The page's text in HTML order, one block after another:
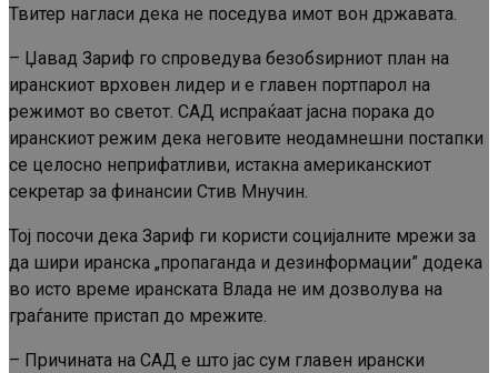
Твитер нагласи дека не поседува имот вон државата.
– Џавад Зариф го спроведува безобѕирниот план на
иранскиот врховен лидер и е главен портпарол на
режимот во светот. САД испраќаат јасна порака до
иранскиот режим дека неговите неодамнешни постапки
се целосно неприфатливи, истакна американскиот
секретар за финансии Стив Мнучин.
Тој посочи дека Зариф ги користи социјалните мрежи за
да шири иранска „пропаганда и дезинформации” додека
во исто време иранската Влада не им дозволува на
граѓаните пристап до мрежите.
– Причината на САД е што јас сум главен ирански